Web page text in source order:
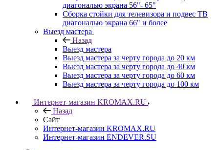
диагональю экрана 56"- 65"
Сборка стойки для телевизора и подвес ТВ
диагональю экрана 66" и более
Выезд мастера
Назад
Выезд мастера
Выезд мастера за черту города до 20 км
Выезд мастера за черту города до 40 км
Выезд мастера за черту города до 60 км
Выезд мастера за черту города до 100 км
Интернет-магазин KROMAX.RU
Назад
Сайт
Интернет-магазин KROMAX.RU
Интернет-магазин ENDEVER.SU